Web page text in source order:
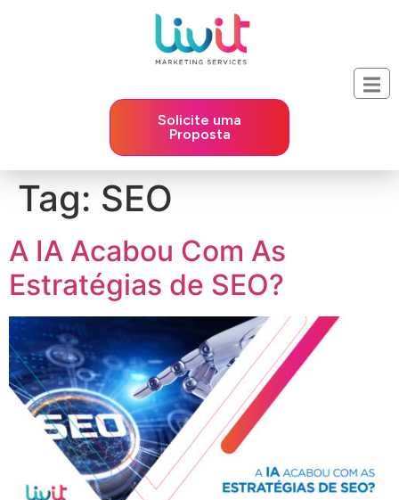
Solicite uma
Proposta
Tag: SEO
A IA Acabou Com As
Estratégias de SEO?